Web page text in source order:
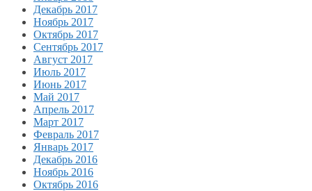
Декабрь 2017
Ноябрь 2017
Октябрь 2017
Сентябрь 2017
Август 2017
Июль 2017
Июнь 2017
Май 2017
Апрель 2017
Март 2017
Февраль 2017
Январь 2017
Декабрь 2016
Ноябрь 2016
Октябрь 2016